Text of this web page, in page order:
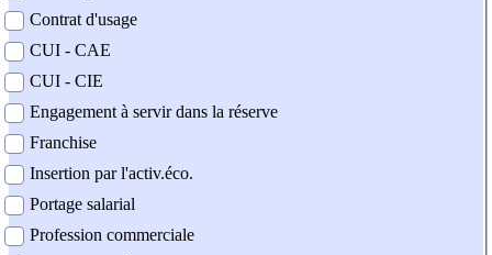
Contrat d'usage
CUI - CAE
CUI - CIE
Engagement à servir dans la réserve
Franchise
Insertion par l'activ.éco.
Portage salarial
Profession commerciale